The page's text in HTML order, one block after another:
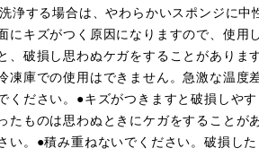
浄する場合は、やわらかいスポンジに
にキズがつく原因になりますので、使
、破損し思わぬケガをすることがあり
凍庫での使用はできません。急激な温
ください。●キズがつきますと破損しや
たものは思わぬときにケガをすること
い。●積み重ねないでください。破損し